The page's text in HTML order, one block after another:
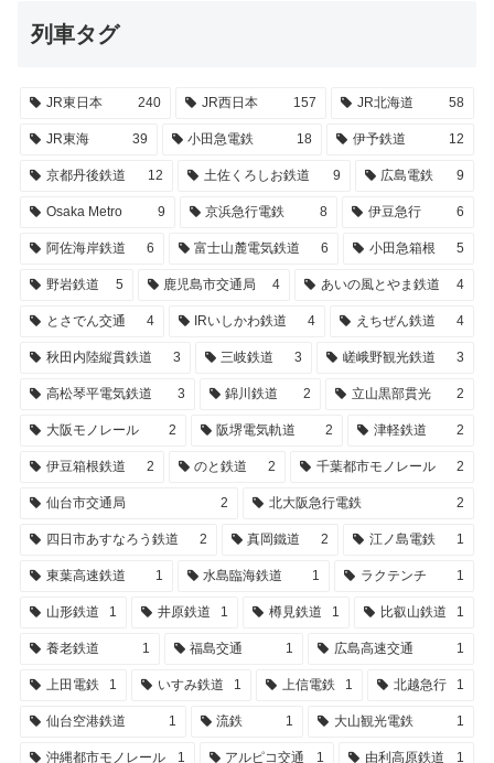
列車タグ
JR東日本 240 JR西日本 157 JR北海道 58
JR東海 39 小田急電鉄 18 伊予鉄道 12
京都丹後鉄道 12 土佐くろしお鉄道 9 広島電鉄 9
Osaka Metro 9 京浜急行電鉄 8 伊豆急行 6
阿佐海岸鉄道 6 富士山麓電気鉄道 6 小田急箱根 5
野岩鉄道 5 鹿児島市交通局 4 あいの風とやま鉄道 4
とさでん交通 4 IRいしかわ鉄道 4 えちぜん鉄道 4
秋田内陸縦貫鉄道 3 三岐鉄道 3 嵯峨野観光鉄道 3
高松琴平電気鉄道 3 錦川鉄道 2 立山黒部貫光 2
大阪モノレール 2 阪堺電気軌道 2 津軽鉄道 2
伊豆箱根鉄道 2 のと鉄道 2 千葉都市モノレール 2
仙台市交通局 2 北大阪急行電鉄 2
四日市あすなろう鉄道 2 真岡鐵道 2 江ノ島電鉄 1
東葉高速鉄道 1 水島臨海鉄道 1 ラクテンチ 1
山形鉄道 1 井原鉄道 1 樽見鉄道 1 比叡山鉄道 1
養老鉄道 1 福島交通 1 広島高速交通 1
上田電鉄 1 いすみ鉄道 1 上信電鉄 1 北越急行 1
仙台空港鉄道 1 流鉄 1 大山観光電鉄 1
沖縄都市モノレール 1 アルピコ交通 1 由利高原鉄道 1